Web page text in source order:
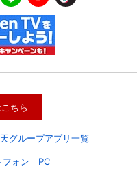
ちら
グループアプリ一覧
フォン PC